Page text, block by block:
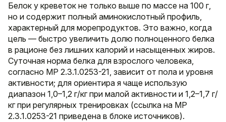
Белок у креветок не только выше по массе на 100 г,
но и содержит полный аминокислотный профиль,
характерный для морепродуктов. Это важно, когда
цель — быстро увеличить долю полноценного белка
в рационе без лишних калорий и насыщенных жиров.
Суточная норма белка для взрослого человека,
согласно МР 2.3.1.0253-21, зависит от пола и уровня
активности; для ориентира я чаще использую
диапазон 1,0–1,2 г/кг при малой активности и 1,2–1,7 г/
кг при регулярных тренировках (ссылка на МР
2.3.1.0253-21 приведена в блоке источников).